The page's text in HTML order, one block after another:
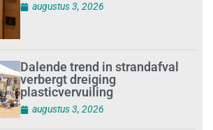
augustus 3, 2026
Dalende trend in strandafval
verbergt dreiging
plasticvervuiling
augustus 3, 2026